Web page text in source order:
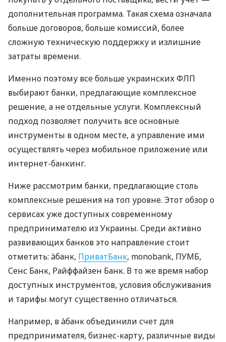
дополнительная программа. Такая схема означала
больше договоров, больше комиссий, более
сложную техническую поддержку и излишние
затраты времени.
Именно поэтому все больше украинских ФЛП
выбирают банки, предлагающие комплексное
решение, а не отдельные услуги. Комплексный
подход позволяет получить все основные
инструменты в одном месте, а управление ими
осуществлять через мобильное приложение или
интернет-банкинг.
Ниже рассмотрим банки, предлагающие столь
комплексные решения на топ уровне. Этот обзор о
сервисах уже доступных современному
предпринимателю из Украины. Среди активно
развивающих банков это направление стоит
отметить: àбанк, ПриватБанк, monobank, ПУМБ,
Сенс Банк, Райффайзен Банк. В то же время набор
доступных инструментов, условия обслуживания
и тарифы могут существенно отличаться.
Например, в àбанк объединили счет для
предпринимателя, бизнес-карту, различные виды